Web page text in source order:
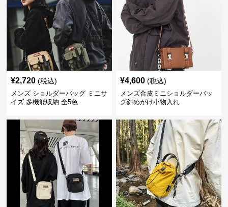
¥2,720 (税込)
メンズ ショルダーバッグ ミニサ
イズ 多機能収納 全5色
¥4,600 (税込)
メンズ合皮ミニショルダーバッ
グ斜めがけ小物入れ